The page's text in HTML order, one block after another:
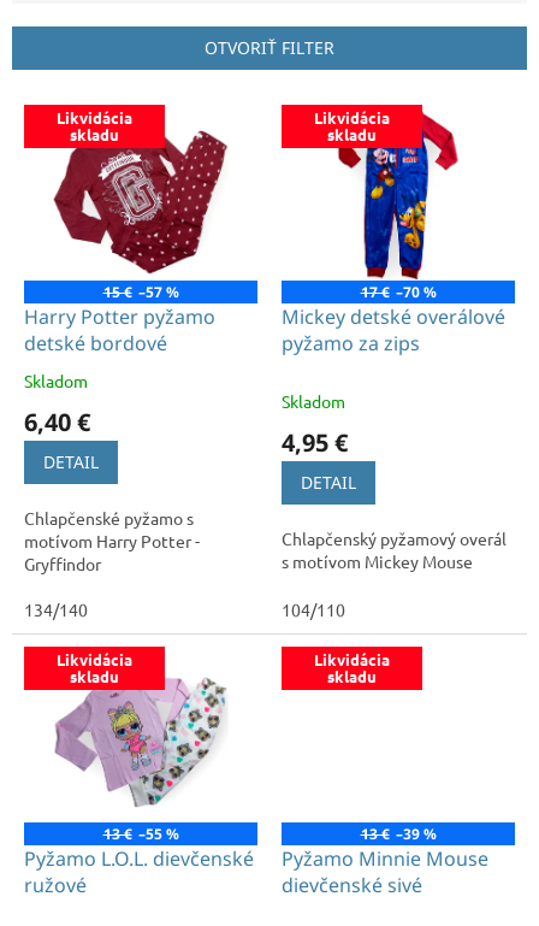
i
p
d
OTVORIŤ FILTER
V
p
o
o
Likvidácia
skladu
15 € –57 %
Harry Potter pyžamo
detské bordové
Priemerné
produktu
5,0
5
hviezdičiek.
Skladom
6,40 €
DETAIL
Chlapčenské pyžamo s
motívom Harry Potter -
Gryffindor
134/140
Likvidácia
skladu
17 € –70 %
Mickey detské overálové
pyžamo za zips
Skladom
4,95 €
DETAIL
Chlapčenský pyžamový overál
s motívom Mickey Mouse
104/110
Likvidácia
skladu
13 € –55 %
Pyžamo L.O.L. dievčenské
ružové
Likvidácia
skladu
13 € –39 %
Pyžamo Minnie Mouse
dievčenské sivé